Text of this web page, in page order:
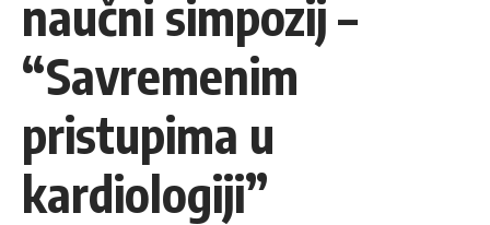
naučni simpozij –
“Savremenim
pristupima u
kardiologiji”